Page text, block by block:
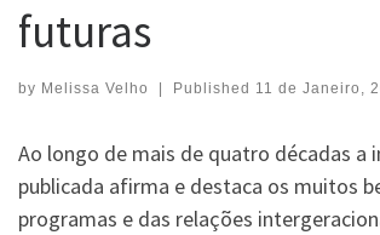
futuras
by Melissa Velho Published 11 de Janeiro,
Ao longo de mais de quatro décadas a
publicada afirma e destaca os muitos
programas e das relações